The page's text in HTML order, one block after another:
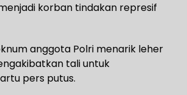
korban tindakan represif
anggota Polri menarik leher
tali untuk
pers putus.